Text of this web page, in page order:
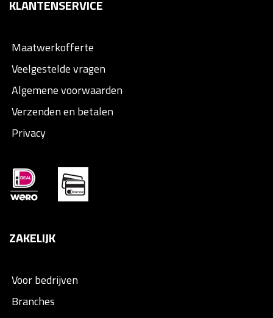
KLANTENSERVICE
Maatwerkofferte
Veelgestelde vragen
Algemene voorwaarden
Verzenden en betalen
Privacy
ZAKELIJK
Voor bedrijven
Branches